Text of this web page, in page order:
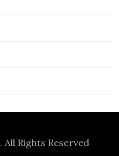
. All Rights Reserved